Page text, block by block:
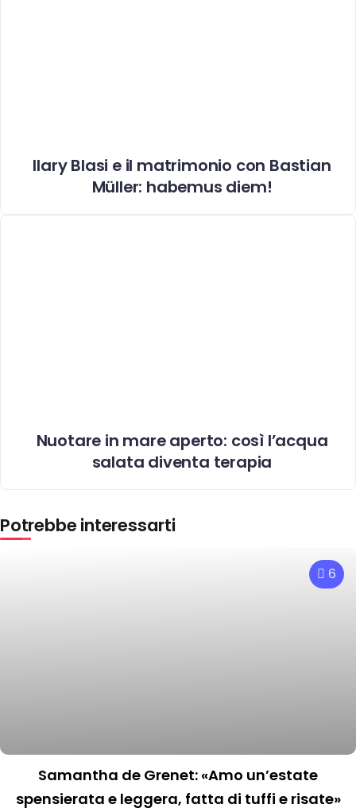
Ilary Blasi e il matrimonio con Bastian
Müller: habemus diem!
Nuotare in mare aperto: così l’acqua
salata diventa terapia
Potrebbe interessarti
6
Samantha de Grenet: «Amo un’estate
spensierata e leggera, fatta di tuffi e risate»